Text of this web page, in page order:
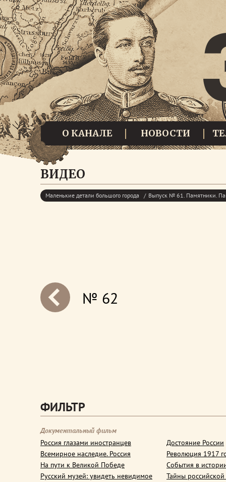
О КАНАЛЕ НОВОСТИ
ВИДЕО
Маленькие детали большого города Выпуск № 61. Памятники.
№ 62
ФИЛЬТР
Документальный фильм
Россия глазами иностранцев
Всемирное наследие. Россия
На пути к Великой Победе
Русский музей: увидеть невидимое
Достояние России
Революция 1917
События в
Тайны